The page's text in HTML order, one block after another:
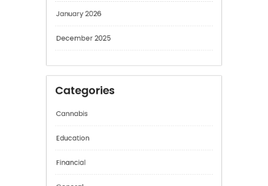
February 2026
December 2025
Categories